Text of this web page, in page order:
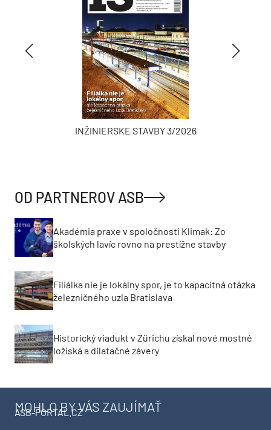
INŽINIERSKE STAVBY 3/2026
OD PARTNEROV ASB
Akadémia praxe v spoločnosti Klimak: Zo
školských lavíc rovno na prestížne stavby
Filiálka nie je lokálny spor, je to kapacitná otázka
železničného uzla Bratislava
Historický viadukt v Zürichu získal nové mostné
ložiská a dilatačné závery
MOHLO BY VÁS ZAUJÍMAŤ
ASB-PORTAL.CZ